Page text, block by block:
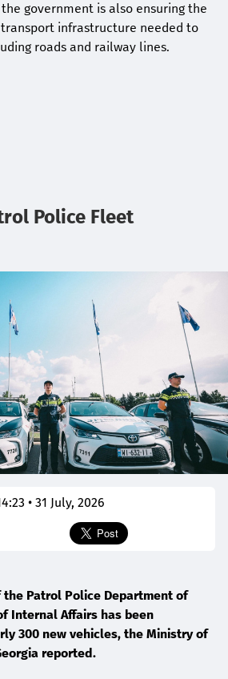
government is also ensuring the
infrastructure needed to
roads and railway lines.
Police Fleet
• 31 July, 2026
Patrol Police Department of
Internal Affairs has been
300 new vehicles, the Ministry of
reported.